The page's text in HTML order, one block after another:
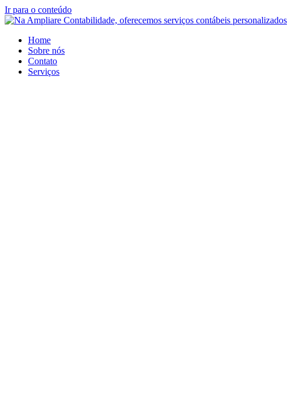
Ir para o conteúdo
Home
Sobre nós
Contato
Serviços